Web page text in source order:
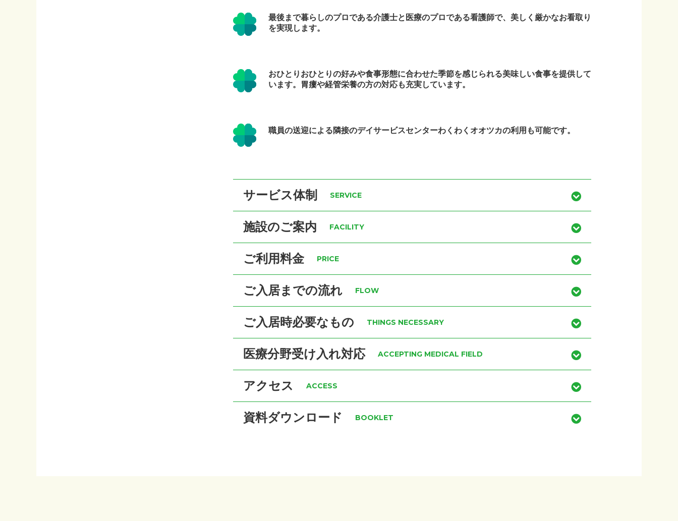
最後まで暮らしのプロである介護士と医療のプロである看護師で、美しく厳かなお看取り
を実現します。
おひとりおひとりの好みや食事形態に合わせた季節を感じられる美味しい食事を提供して
います。胃瘻や経管栄養の方の対応も充実しています。
職員の送迎による隣接のデイサービスセンターわくわくオオツカの利用も可能です。
サービス体制 SERVICE
施設のご案内 FACILITY
ご利用料金 PRICE
ご入居までの流れ FLOW
ご入居時必要なもの THINGS NECESSARY
医療分野受け入れ対応 ACCEPTING MEDICAL FIELD
アクセス ACCESS
資料ダウンロード BOOKLET